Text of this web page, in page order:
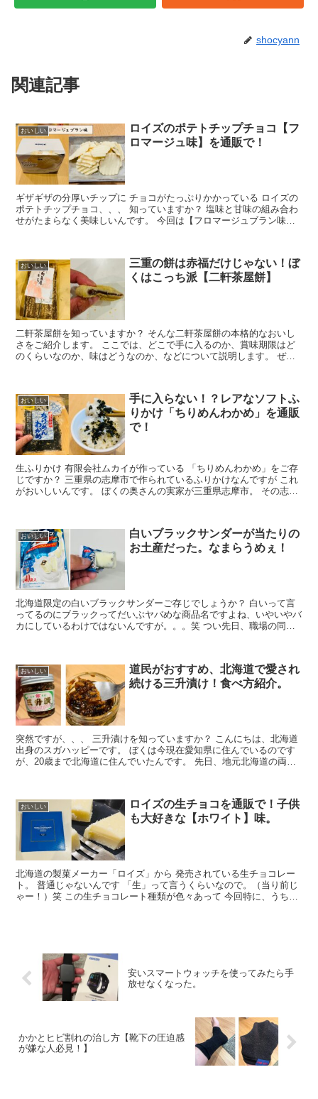
shocyann
関連記事
おいしい
ロイズのポテトチップチョコ【フ
ロマージュ味】を通販で！
ギザギザの分厚いチップに チョコがたっぷりかかっている ロイズの
ポテトチップチョコ、、、 知っていますか？ 塩味と甘味の組み合わ
せがたまらなく美味しいんです。 今回は【フロマージュブラン味】
おいしい
三重の餅は赤福だけじゃない！ぼ
くはこっち派【二軒茶屋餅】
二軒茶屋餅を知っていますか？ そんな二軒茶屋餅の本格的なおいし
さをご紹介します。 ここでは、どこで手に入るのか、賞味期限はど
のくらいなのか、味はどうなのか、などについて説明します。 ぜひ
おいしい
手に入らない！？レアなソフトふ
りかけ「ちりめんわかめ」を通販
で！
生ふりかけ 有限会社ムカイが作っている 「ちりめんわかめ」をご存
じですか？ 三重県の志摩市で作られているふりかけなんですが これ
がおいしいんです。 ぼくの奥さんの実家が三重県志摩市。 その志摩
おいしい
白いブラックサンダーが当たりの
お土産だった。なまらうめぇ！
北海道限定の白いブラックサンダーご存じでしょうか？ 白いって言
ってるのにブラックってだいぶヤバめな商品名ですよね、いやいやバ
カにしているわけではないんですが。。。笑 つい先日、職場の同僚
おいしい
道民がおすすめ、北海道で愛され
続ける三升漬け！食べ方紹介。
突然ですが、、、 三升漬けを知っていますか？ こんにちは、北海道
出身のスガハッピーです。 ぼくは今現在愛知県に住んでいるのです
が、20歳まで北海道に住んでいたんです。 先日、地元北海道の両親
おいしい
ロイズの生チョコを通販で！子供
も大好きな【ホワイト】味。
北海道の製菓メーカー「ロイズ」から 発売されている生チョコレー
ト。 普通じゃないんです 「生」って言うくらいなので。（当り前じ
ゃー！）笑 この生チョコレート種類が色々あって 今回特に、うちの
安いスマートウォッチを使ってみたら手
放せなくなった。
かかとヒビ割れの治し方【靴下の圧迫感
が嫌な人必見！】